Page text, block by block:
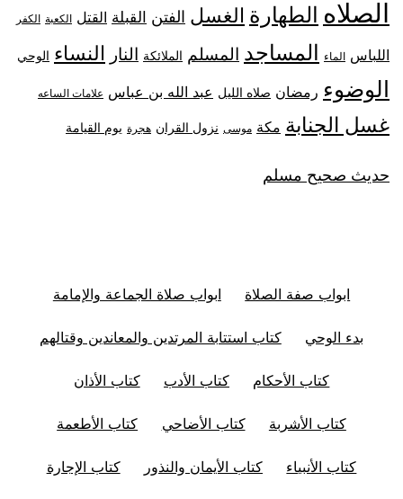
الصلاه الطهارة الغسل الفتن القبلة القتل الكعبة الكفر
اللباس الماء المساجد المسلم الملائكة النار النساء الوحي
الوضوء رمضان صلاه الليل عبد الله بن عباس علامات الساعه
غسل الجنابة مكة موسى نزول القران هجرة يوم القيامة
حديث صحيح مسلم
ابواب صفة الصلاة ابواب صلاة الجماعة والإمامة
بدء الوحي كتاب استتابة المرتدين والمعاندين وقتالهم
كتاب الأحكام كتاب الأدب كتاب الأذان
كتاب الأشربة كتاب الأضاحي كتاب الأطعمة
كتاب الأنبياء كتاب الأيمان والنذور كتاب الإجارة